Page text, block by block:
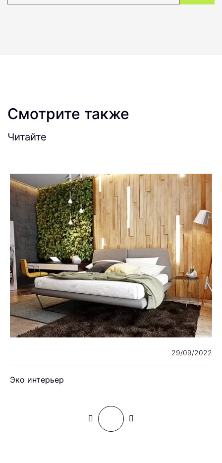
Смотрите также
Читайте
29/09/2022
Эко интерьер